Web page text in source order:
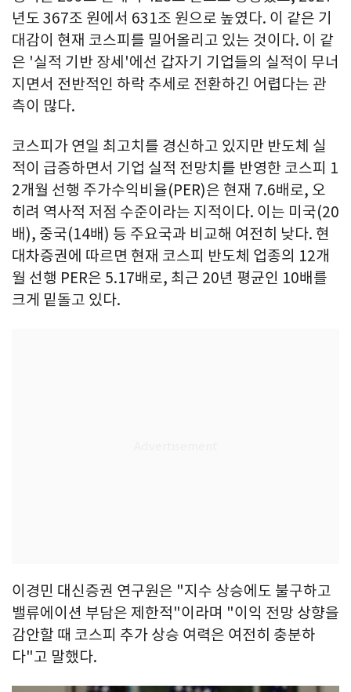
년도 367조 원에서 631조 원으로 높였다. 이 같은 기
대감이 현재 코스피를 밀어올리고 있는 것이다. 이 같
은 '실적 기반 장세'에선 갑자기 기업들의 실적이 무너
지면서 전반적인 하락 추세로 전환하긴 어렵다는 관
측이 많다.
코스피가 연일 최고치를 경신하고 있지만 반도체 실
적이 급증하면서 기업 실적 전망치를 반영한 코스피 1
2개월 선행 주가수익비율(PER)은 현재 7.6배로, 오
히려 역사적 저점 수준이라는 지적이다. 이는 미국(20
배), 중국(14배) 등 주요국과 비교해 여전히 낮다. 현
대차증권에 따르면 현재 코스피 반도체 업종의 12개
월 선행 PER은 5.17배로, 최근 20년 평균인 10배를
크게 밑돌고 있다.
이경민 대신증권 연구원은 "지수 상승에도 불구하고
밸류에이션 부담은 제한적"이라며 "이익 전망 상향을
감안할 때 코스피 추가 상승 여력은 여전히 충분하
다"고 말했다.